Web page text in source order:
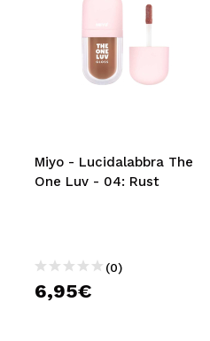
Miyo - Lucidalabbra The
One Luv - 04: Rust
(0)
6,95€